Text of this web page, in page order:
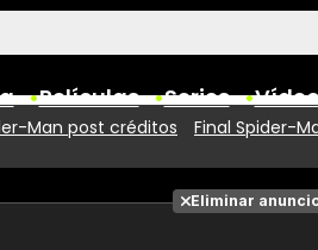
Películas Series
Man post créditos Final Spider-
Eliminar